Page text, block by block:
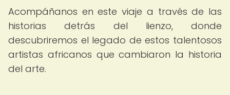
Acompáñanos en este viaje a través de las
historias detrás del lienzo, donde
descubriremos el legado de estos talentosos
artistas africanos que cambiaron la historia
del arte.